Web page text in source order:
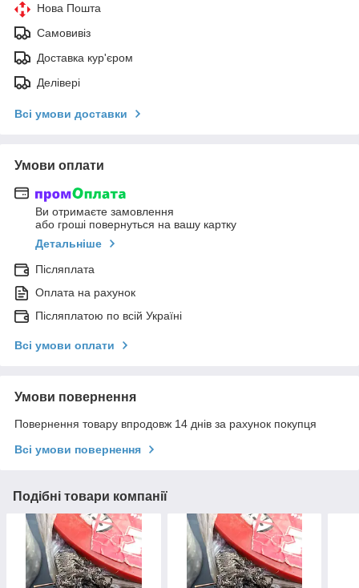
Нова Пошта
Самовивіз
Доставка кур'єром
Делівері
Всі умови доставки
Умови оплати
Ви отримаєте замовлення
або гроші повернуться на вашу картку
Детальніше
Післяплата
Оплата на рахунок
Післяплатою по всій Україні
Всі умови оплати
Умови повернення
Повернення товару впродовж 14 днів за рахунок покупця
Всі умови повернення
Подібні товари компанії